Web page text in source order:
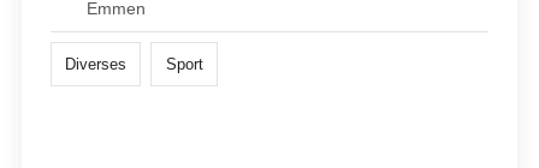
Emmen
Diverses Sport